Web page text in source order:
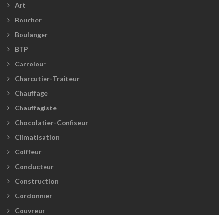
Art
Boucher
Boulanger
BTP
Carreleur
Charcutier-Traiteur
Chauffage
Chauffagiste
Chocolatier-Confiseur
Climatisation
Coiffeur
Conducteur
Construction
Cordonnier
Couvreur